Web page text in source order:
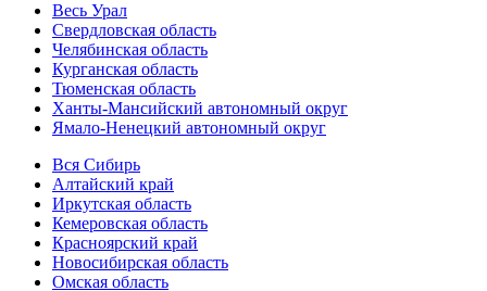
Весь Урал
Свердловская область
Челябинская область
Курганская область
Тюменская область
Ханты-Мансийский автономный округ
Ямало-Ненецкий автономный округ
Вся Сибирь
Алтайский край
Иркутская область
Кемеровская область
Красноярский край
Новосибирская область
Омская область